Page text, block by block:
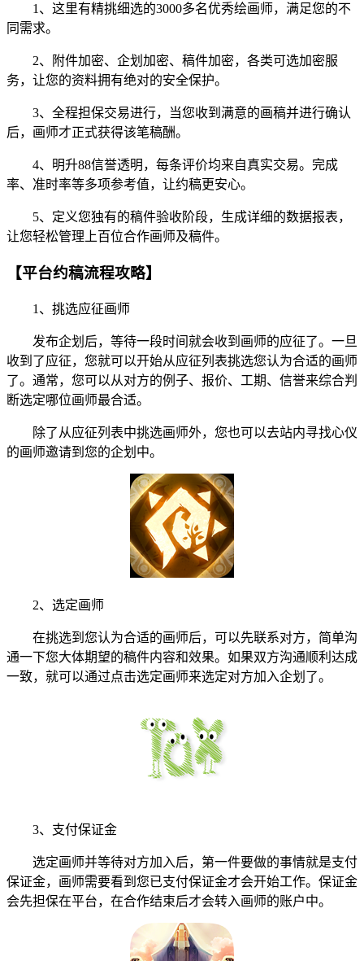
1、这里有精挑细选的3000多名优秀绘画师，满足您的不
同需求。
2、附件加密、企划加密、稿件加密，各类可选加密服
务，让您的资料拥有绝对的安全保护。
3、全程担保交易进行，当您收到满意的画稿并进行确认
后，画师才正式获得该笔稿酬。
4、明升88信誉透明，每条评价均来自真实交易。完成
率、准时率等多项参考值，让约稿更安心。
5、定义您独有的稿件验收阶段，生成详细的数据报表，
让您轻松管理上百位合作画师及稿件。
【平台约稿流程攻略】
1、挑选应征画师
发布企划后，等待一段时间就会收到画师的应征了。一旦
收到了应征，您就可以开始从应征列表挑选您认为合适的画师
了。通常，您可以从对方的例子、报价、工期、信誉来综合判
断选定哪位画师最合适。
除了从应征列表中挑选画师外，您也可以去站内寻找心仪
的画师邀请到您的企划中。
2、选定画师
在挑选到您认为合适的画师后，可以先联系对方，简单沟
通一下您大体期望的稿件内容和效果。如果双方沟通顺利达成
一致，就可以通过点击选定画师来选定对方加入企划了。
3、支付保证金
选定画师并等待对方加入后，第一件要做的事情就是支付
保证金，画师需要看到您已支付保证金才会开始工作。保证金
会先担保在平台，在合作结束后才会转入画师的账户中。